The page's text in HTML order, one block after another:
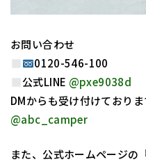
お問い合わせ
0120-546-100
公式LINE @pxe9038d
DMからも受け付けておりま
@abc_camper
また、公式ホームページの